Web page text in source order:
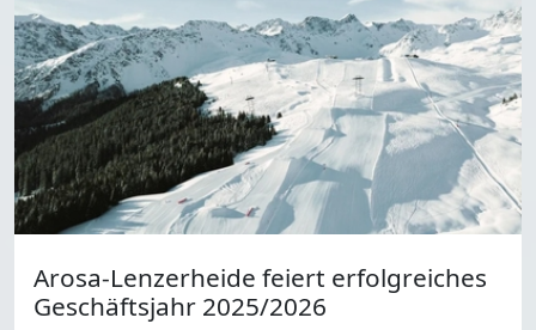
Arosa-Lenzerheide feiert erfolgreiches
Geschäftsjahr 2025/2026